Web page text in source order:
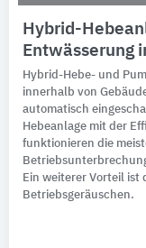
Hybrid-
Entwässerung
Hybrid-Hebe- und
innerhalb von
automatisch
Hebeanlage mit der
funktionieren die
Ein weiterer Vorteil ist
Betriebsgeräuschen.